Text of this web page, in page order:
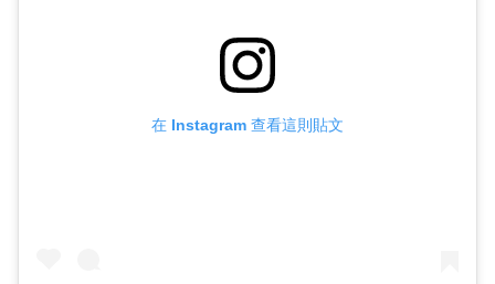
在 Instagram 查看這則貼文